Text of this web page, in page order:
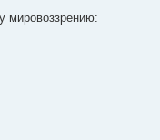
мировоззрению: